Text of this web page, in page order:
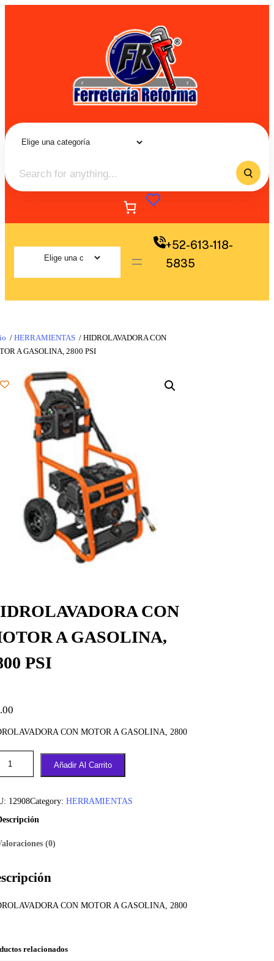
+52-613-118-
5835
/ HERRAMIENTAS / HIDROLAVADORA CON
A GASOLINA, 2800 PSI
CON
A GASOLINA,
PSI
CON MOTOR A GASOLINA, 2800
Añadir Al Carrito
12908Category: HERRAMIENTAS
(0)
CON MOTOR A GASOLINA, 2800
relacionados